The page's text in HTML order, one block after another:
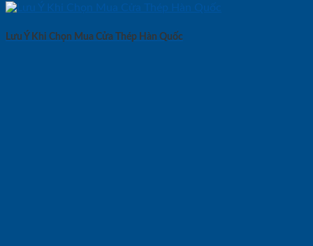
Lưu Ý Khi Chọn Mua Cửa Thép Hàn Quốc